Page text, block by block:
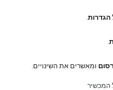
הגדרות.
.
ומאשרים את השינויים.
המכשיר